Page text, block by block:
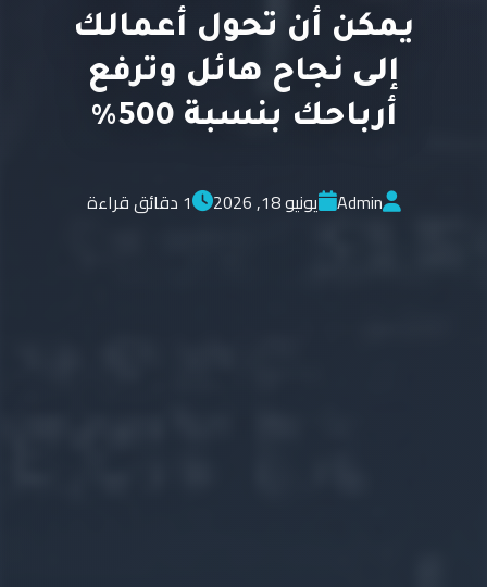
يمكن أن تحول أعمالك
إلى نجاح هائل وترفع
أرباحك بنسبة 500%
Admin يونيو 18, 2026 1 دقائق قراءة